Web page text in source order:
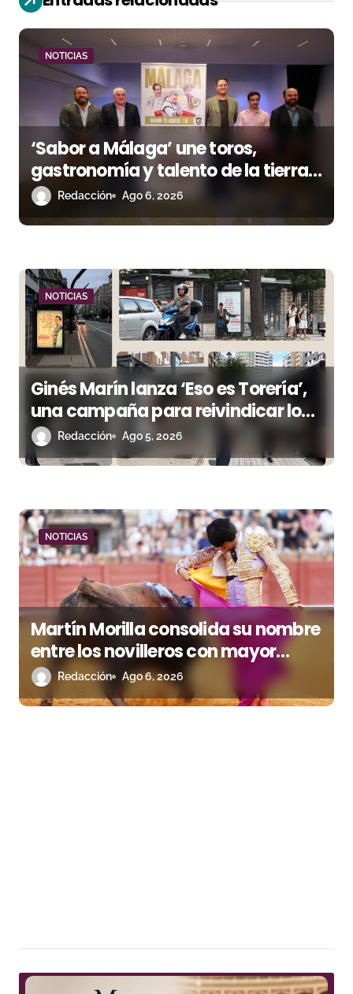
ó
n
d
e
e
n
t
a
d
a
s
NOTICIAS
‘Sabor a Málaga’ une toros,
gastronomía y talento de la tierra
en La Malagueta
Redacción Ago 6, 2026
NOTICIAS
Ginés Marín lanza ‘Eso es Torería’,
una campaña para reivindicar los
valores del toreo más allá del ruedo
Redacción Ago 5, 2026
NOTICIAS
Martín Morilla consolida su nombre
entre los novilleros con mayor
proyección
Redacción Ago 6, 2026